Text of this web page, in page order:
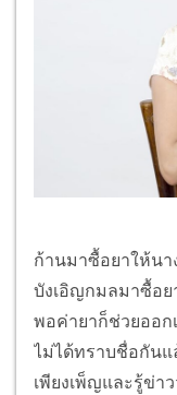
ก้านมาซื้อยาให้น
บังเอิญกมลมาซื้อย
พอค่ายาก็ช่วยออก
ไม่ได้ทราบชื่อกันแ
เพียงเพ็ญและรู้ข่า